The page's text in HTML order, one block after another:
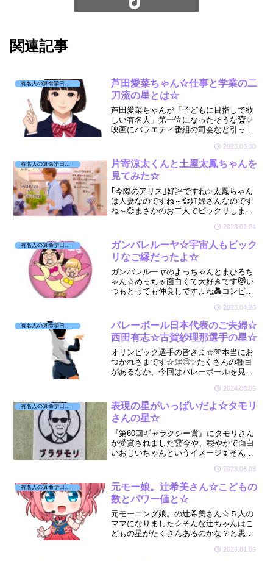
関連記事
有名人の算命学日記☆
芦田愛菜ちゃん☆仕事と学業の二
刀流の星とは☆
芦田愛菜ちゃんが「子どもに目指して欲
しい有名人」第一位になったそうな🏆✨
映画にバラエティ番組の司会など引っ張
て大学生🌸多忙なのに学業優秀の愛菜ち
ゃんの二刀流の星の正体を見てみたよ☆
2023.03.30
有名人の算命学日記☆
片寄涼太くんと土屋太鳳ちゃんを
見てみた☆
｢今際のアリス｣好評ですね✨太鳳ちゃん
は人妻なのですね～💞妊婦さんなのです
ね～💞まさかのお二人でビックリしまし
てまったく予想外というか、予期せぬお
相手だったので、お二人が気になり見て
みました☆
2023.02.24
ガンバレルーヤ☆宇宙人もビック
リなご縁だったよ☆
ガンバレルーヤのよっちゃんとまひろち
ゃん☆めっちゃ面白くて大好きです😻い
つもとっても仲良しですよね💑コンビを
☆そんな二人は実際はどんな相性なのか
な？と星を見させていただきました☆
2023.04.28
有名人の算命学日記☆
バレーボール日本代表のご夫婦☆
西田有志☆古賀紗理那選手の星☆
オリンピック選手の皆さま☆🎌本当にお
つかれさまです☆👏😊✨たくさんの種目
があるなか、今回はバレーボールを見て
那選手☆ご夫婦の星を拝見しました☆🤩
🏐
2024.08.05
有名人の算命学日記☆
表現の星がいっぱいだよ☆タモリ
さんの星☆
『第60回ギャラクシー賞』にタモリさん
が受賞されました🏆今や、穏やかで面白
いおじいちゃんというイメージ🌷そんな
骨』の星があるハズ！｣😏と思い、星を見
させていただきました☆
2023.06.03
元モー娘。辻希美さん☆こどもの
数とパワー値と☆
元モーニング娘。の辻希美さん☆５人の
ママになりました☆そんな辻ちゃんはこ
どもの星がたくさんあるのかな？と思い
2026.01.09